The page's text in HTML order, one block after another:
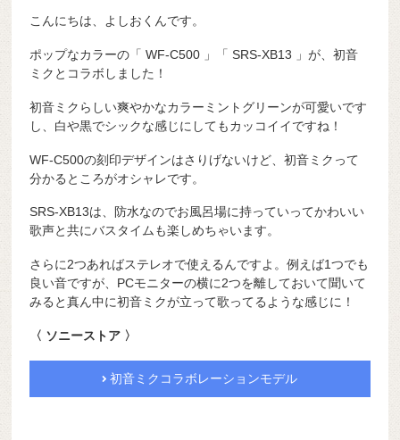
こんにちは、よしおくんです。
ポップなカラーの「 WF-C500 」「 SRS-XB13 」が、初音
ミクとコラボしました！
初音ミクらしい爽やかなカラーミントグリーンが可愛いです
し、白や黒でシックな感じにしてもカッコイイですね！
WF-C500の刻印デザインはさりげないけど、初音ミクって
分かるところがオシャレです。
SRS-XB13は、防水なのでお風呂場に持っていってかわいい
歌声と共にバスタイムも楽しめちゃいます。
さらに2つあればステレオで使えるんですよ。例えば1つでも
良い音ですが、PCモニターの横に2つを離しておいて聞いて
みると真ん中に初音ミクが立って歌ってるような感じに！
〈 ソニーストア 〉
初音ミクコラボレーションモデル